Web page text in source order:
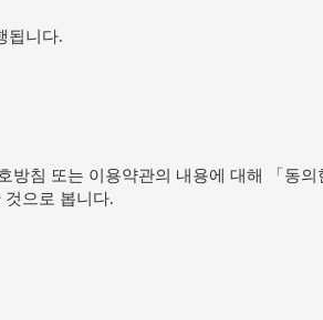
됩니다.
방침 또는 이용약관의 내용에 대해 「동
으로 봅니다.